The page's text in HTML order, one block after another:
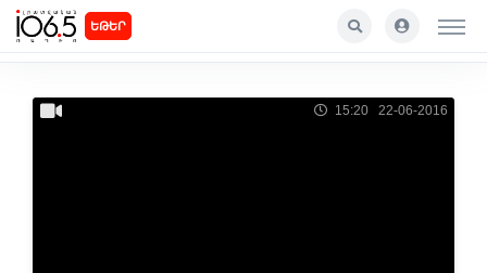
ԵԹԵՐ
15:20 22-06-2016